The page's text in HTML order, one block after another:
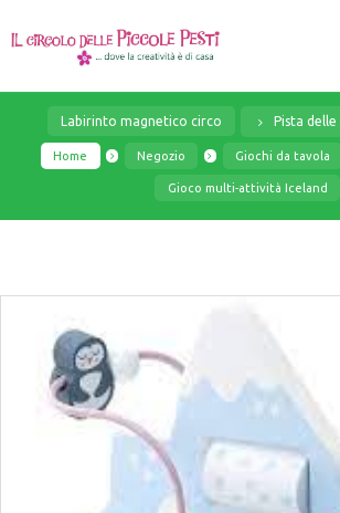
Labirinto magnetico circo Pista delle
Home Negozio Giochi da tavola
Gioco multi-attività Iceland